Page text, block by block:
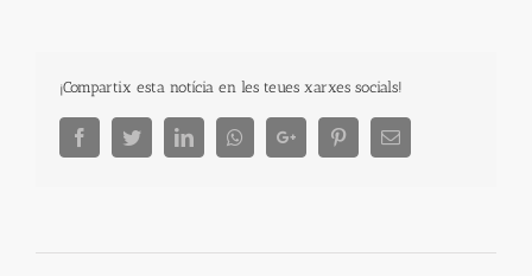
¡Compartix esta notícia en les teues xarxes socials!
FacebookTwitterLinkedInWhatsappGoogle+ PinterestEmail